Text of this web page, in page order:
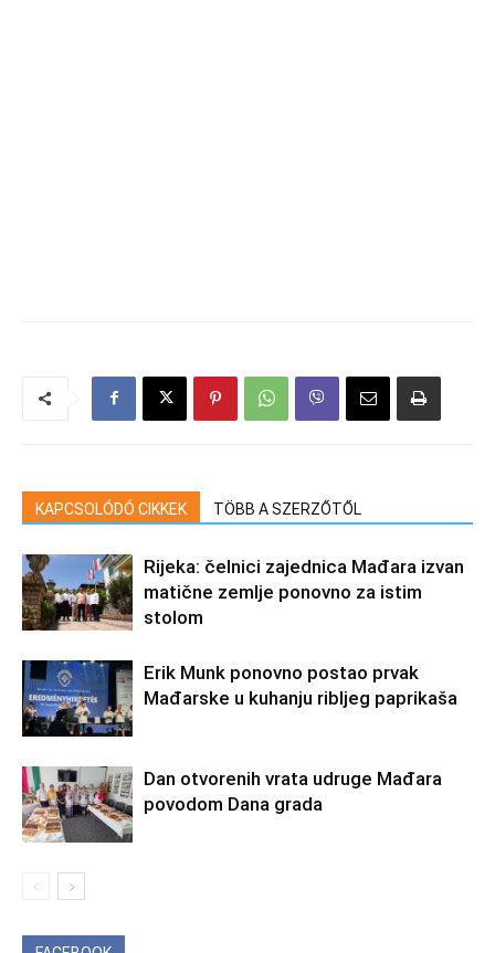
KAPCSOLÓDÓ CIKKEK TÖBB A SZERZŐTŐL
Rijeka: čelnici zajednica Mađara izvan
matične zemlje ponovno za istim
stolom
Erik Munk ponovno postao prvak
Mađarske u kuhanju ribljeg paprikaša
Dan otvorenih vrata udruge Mađara
povodom Dana grada